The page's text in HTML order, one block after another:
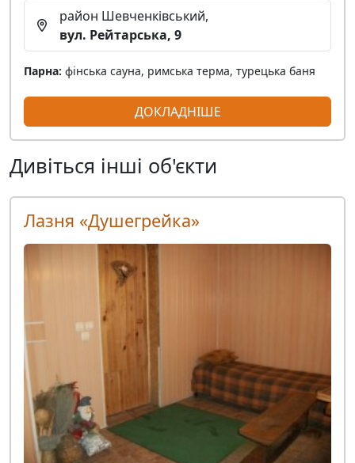
район Шевченківський,
вул. Рейтарська, 9
Парна: фінська сауна, римська терма, турецька баня
ДОКЛАДНІШЕ
Дивіться інші об'єкти
Лазня «Душегрейка»